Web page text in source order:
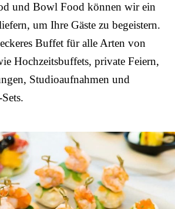
und Bowl Food können wir ein
um Ihre Gäste zu begeistern.
Buffet für alle Arten von
Hochzeitsbuffets, private Feiern,
Studioaufnahmen und